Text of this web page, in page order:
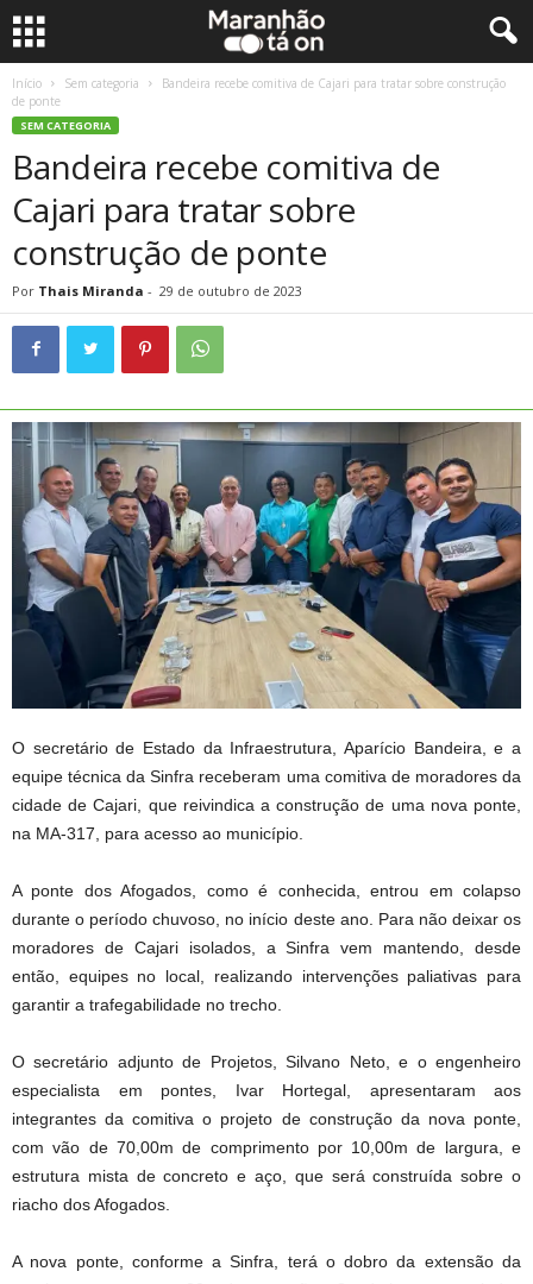
Início Sem categoria
Bandeira recebe comitiva de Cajari para tratar sobre construção
de ponte
SEM CATEGORIA
Bandeira recebe comitiva de
Cajari para tratar sobre
construção de ponte
Por Thais Miranda - 29 de outubro de 2023
O secretário de Estado da Infraestrutura, Aparício Bandeira, e a
equipe técnica da Sinfra receberam uma comitiva de moradores da
cidade de Cajari, que reivindica a construção de uma nova ponte,
na MA-317, para acesso ao município.
A ponte dos Afogados, como é conhecida, entrou em colapso
durante o período chuvoso, no início deste ano. Para não deixar os
moradores de Cajari isolados, a Sinfra vem mantendo, desde
então, equipes no local, realizando intervenções paliativas para
garantir a trafegabilidade no trecho.
O secretário adjunto de Projetos, Silvano Neto, e o engenheiro
especialista em pontes, Ivar Hortegal, apresentaram aos
integrantes da comitiva o projeto de construção da nova ponte,
com vão de 70,00m de comprimento por 10,00m de largura, e
estrutura mista de concreto e aço, que será construída sobre o
riacho dos Afogados.
A nova ponte, conforme a Sinfra, terá o dobro da extensão da